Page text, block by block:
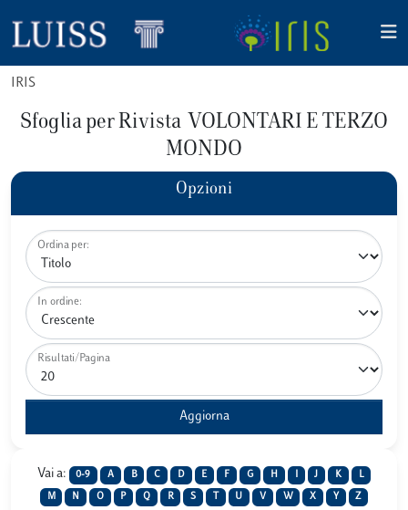
IRIS
Sfoglia per Rivista VOLONTARI E TERZO
MONDO
Opzioni
Ordina per:
In ordine:
Risultati/Pagina
Vai a: 0-9 A B C D E F G H J K L
M N O P Q R S U V W X Y Z